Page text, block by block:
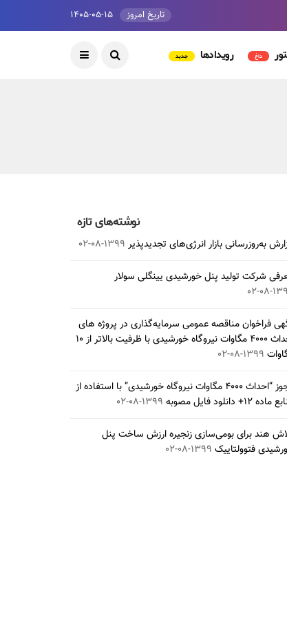
تاریخ امروز ۱۴۰۵-۰۵-۱۵
داغ رویدادها جدید
نوشته‌های تازه
به‌روزرسانی بازار انرژی‌های تجدیدپذیر ۱۳۹۹-۰۸-۰۲
شرکت تولید پنل خورشیدی یینگلی سولار
۰۸-۰۲
فراخوان مناقصه عمومی سرمایه‌گذاری در پروژه های
احداث ۴۰۰۰ مگاوات نیروگاه خورشیدی با ظرفیت بالاتر از ۱۰
۱۳۹۹-۰۸-۰۲
مجوز “احداث ۴۰۰۰ مگاوات نیروگاه خورشیدی” با استفاده از
۱۲+ دانلود فایل مصوبه
۱۳۹۹-۰۸-۰۲
هند برای بومی‌سازی زنجیره ارزش ساخت پنل
فتوولتاییک ۱۳۹۹-۰۸-۰۲